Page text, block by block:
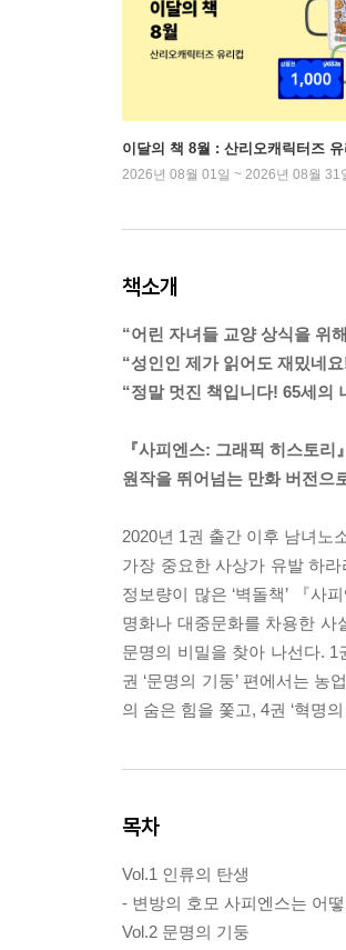
이달의 책 8월 : 산리오캐릭터즈 유
2026년 08월 01일 ~ 2026년 08월 31
책소개
“어린 자녀들 교양 상식을 위
“성인인 제가 읽어도 재밌네
“정말 멋진 책입니다! 65세의
『사피엔스: 그래픽 히스토
원작을 뛰어넘는 만화 버전으
2020년 1권 출간 이후 남녀노
가장 중요한 사상가 유발 하
정보량이 많은 ‘벽돌책’ 『사
명화나 대중문화를 차용한
문명의 비밀을 찾아 나선다. 1
권 ‘문명의 기둥’ 편에서는
의 숨은 힘을 쫓고, 4권 ‘혁명
목차
Vol.1 인류의 탄생
- 변방의 호모 사피엔스는 어
Vol.2 문명의 기둥